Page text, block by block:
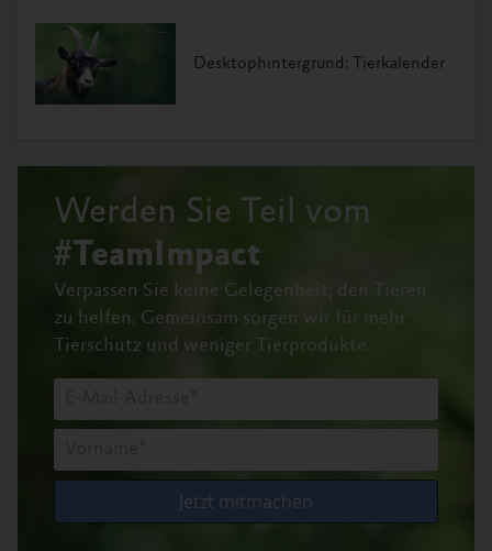
Desktophintergrund: Tierkalender
Werden Sie Teil vom
#TeamImpact
Verpassen Sie keine Gelegenheit, den Tieren
zu helfen. Gemeinsam sorgen wir für mehr
Tierschutz und weniger Tierprodukte.